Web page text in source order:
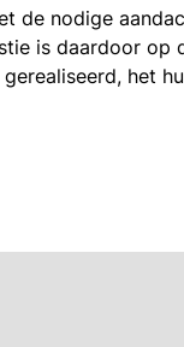
de nodige
is daardoor op
het